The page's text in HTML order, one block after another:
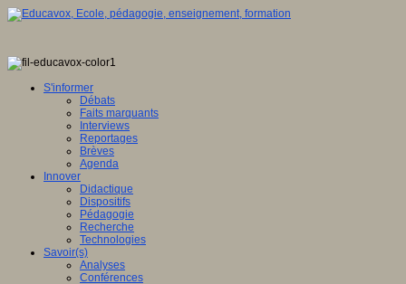
S'informer
Débats
Faits marquants
Interviews
Reportages
Brèves
Agenda
Innover
Didactique
Dispositifs
Pédagogie
Recherche
Technologies
Savoir(s)
Analyses
Conférences